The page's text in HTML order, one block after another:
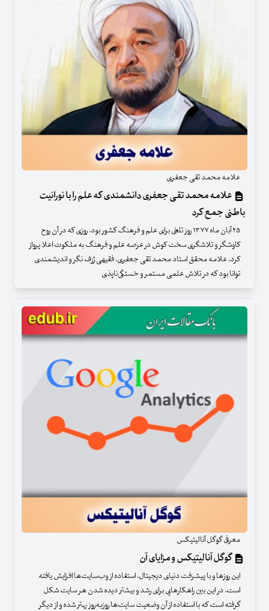
علامه محمد تقی جعفری
علامه محمد تقی جعفری دانشمندی که علم را با نورانیت
باطنی جمع کرد
۲۵ آبان ماه ۱۳۷۷ روز تلخی برای علم و فرهنگ کشور بود. روزی که در آن روح
کاوشگر و تلاشگری سخت کوش در عرصه علم و فرهنگ به ملکوت اعلا پرواز
کرد. علامه محقق استاد محمد تقی جعفری، فقیهی ژرف نگر و اندیشمندی
توانا بود که در تلاش علمی مستمر و خستگی‌ناپذی
معرفی گوگل آنالیتیکس
گوگل آنالیتیکس و مزایای آن
این روزها و با پیشرفت دنیای دیجیتال، استفاده از وب‌سایت‌ها افزایش یافته
است. در این بین راهکارهایی برای رشد و بیشتر دیده شدن هر سایت شکل
گرفته است که با استفاده از آن وضعیت سایت‌ها روزبه‌روز بهتر شده و از دیگر